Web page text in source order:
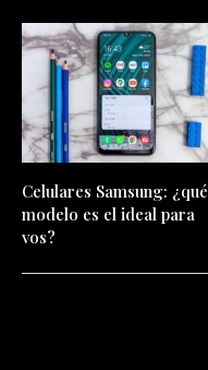
Celulares Samsung: ¿qué
modelo es el ideal para
vos?